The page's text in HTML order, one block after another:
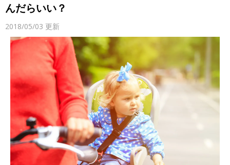
んだらいい？
2018/05/03 更新